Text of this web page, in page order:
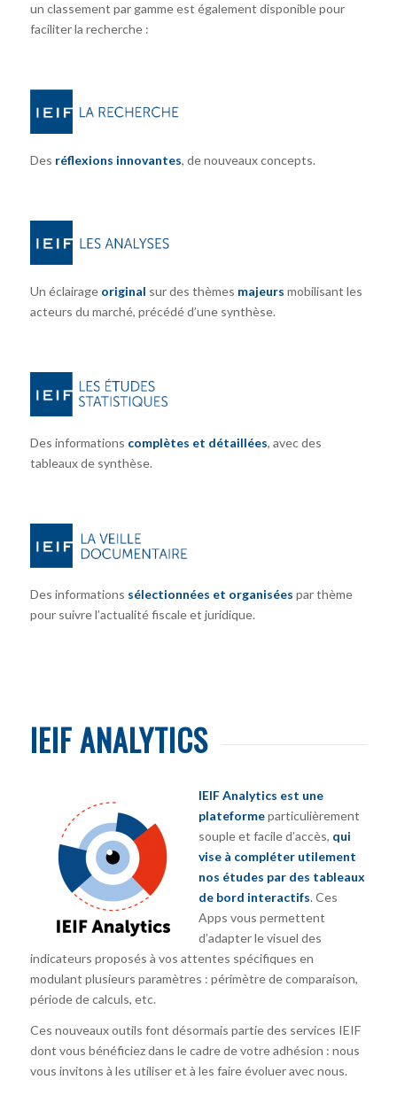
un classement par gamme est également disponible pour
faciliter la recherche :
Des réflexions innovantes, de nouveaux concepts.
Un éclairage original sur des thèmes majeurs mobilisant les
acteurs du marché, précédé d’une synthèse.
Des informations complètes et détaillées, avec des
tableaux de synthèse.
Des informations sélectionnées et organisées par thème
pour suivre l’actualité fiscale et juridique.
IEIF ANALYTICS
IEIF Analytics est une
plateformeparticulièrement
souple et facile d’accès, qui
vise à compléter utilement
nos études par des tableaux
de bord interactifs. Ces
Apps vous permettent
d’adapter le visuel des
indicateurs proposés à vos attentes spécifiques en
modulant plusieurs paramètres : périmètre de comparaison,
période de calculs, etc.
Ces nouveaux outils font désormais partie des services IEIF
dont vous bénéficiez dans le cadre de votre adhésion : nous
vous invitons à les utiliser et à les faire évoluer avec nous.